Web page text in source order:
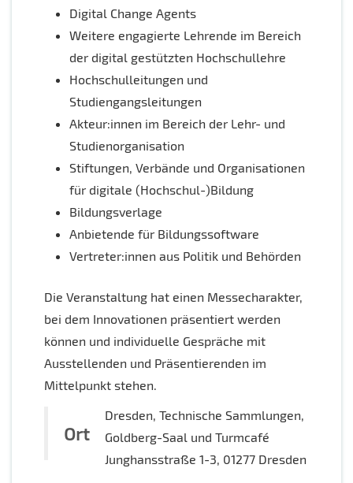
Digital Change Agents
Weitere engagierte Lehrende im Bereich
der digital gestützten Hochschullehre
Hochschulleitungen und
Studiengangsleitungen
Akteur:innen im Bereich der Lehr- und
Studienorganisation
Stiftungen, Verbände und Organisationen
für digitale (Hochschul-)Bildung
Bildungsverlage
Anbietende für Bildungssoftware
Vertreter:innen aus Politik und Behörden
Die Veranstaltung hat einen Messecharakter,
bei dem Innovationen präsentiert werden
können und individuelle Gespräche mit
Ausstellenden und Präsentierenden im
Mittelpunkt stehen.
Ort
Dresden, Technische Sammlungen,
Goldberg-Saal und Turmcafé
Junghansstraße 1-3, 01277 Dresden